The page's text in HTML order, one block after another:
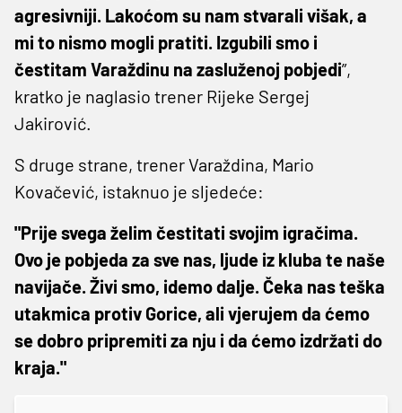
agresivniji. Lakoćom su nam stvarali višak, a
mi to nismo mogli pratiti. Izgubili smo i
čestitam Varaždinu na zasluženoj pobjedi”,
kratko je naglasio trener Rijeke Sergej
Jakirović.
S druge strane, trener Varaždina, Mario
Kovačević, istaknuo je sljedeće:
"Prije svega želim čestitati svojim igračima.
Ovo je pobjeda za sve nas, ljude iz kluba te naše
navijače. Živi smo, idemo dalje. Čeka nas teška
utakmica protiv Gorice, ali vjerujem da ćemo
se dobro pripremiti za nju i da ćemo izdržati do
kraja."